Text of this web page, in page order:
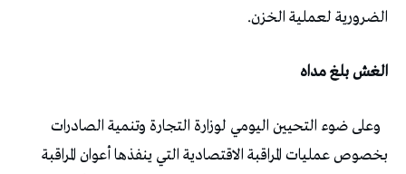
الضرورية لعملية الخزن.
الغش بلغ مداه
وعلى ضوء التحيين اليومي لوزارة التجارة وتنمية الصادرات
بخصوص عمليات المراقبة الاقتصادية التي ينفذها أعوان المراقبة